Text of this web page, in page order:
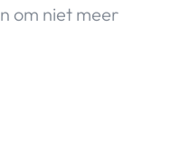
om niet meer